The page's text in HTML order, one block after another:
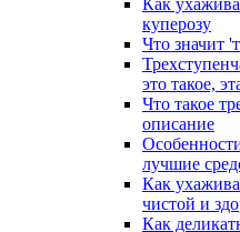
Как
куперозу
Что значит
это такое,
Что такое
описание
лучшие
Как
чистой и
Как